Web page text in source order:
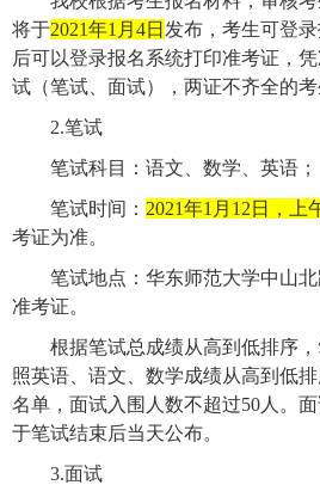
将于2021年1 月 4日 发布，考生可登录
后可以登录报名系统打印准考证，
试（笔试、面试），两证不齐全的考
2.笔试
笔试科目：语文、数学、英语；
笔试时间： 2021年1 月 12 日，上
考证为准。
笔试地点：华东师范大学中山
准考证。
根据笔试总成绩从高到低排序
照英语、语文、数学成绩从高到低
名单，面试入围人数不超过50 人。
于笔试结束后当天公布。
3.面试